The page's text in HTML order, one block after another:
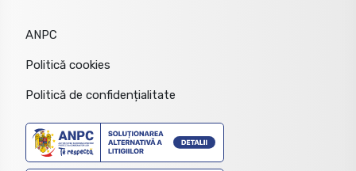
ANPC
Politică cookies
Politică de confidențialitate